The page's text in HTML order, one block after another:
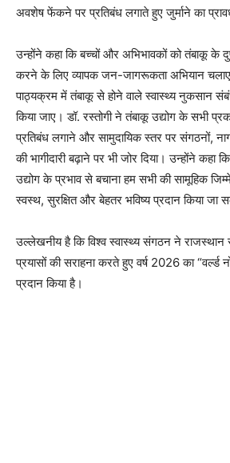
अवशेष फेंकने पर प्रतिबंध लगाते हुए जुर्माने का
उन्होंने कहा कि बच्चों और अभिभावकों को तंबाकू के
करने के लिए व्यापक जन-जागरूकता अभियान
पाठ्यक्रम में तंबाकू से होने वाले स्वास्थ्य नुकसान
किया जाए। डॉ. रस्तोगी ने तंबाकू उद्योग के सभी
प्रतिबंध लगाने और सामुदायिक स्तर पर संगठनों,
की भागीदारी बढ़ाने पर भी जोर दिया। उन्होंने
उद्योग के प्रभाव से बचाना हम सभी की सामूहिक
स्वस्थ, सुरक्षित और बेहतर भविष्य प्रदान किया जा
उल्लेखनीय है कि विश्व स्वास्थ्य संगठन ने
प्रयासों की सराहना करते हुए वर्ष 2026 का “वर्ल्ड
प्रदान किया है।